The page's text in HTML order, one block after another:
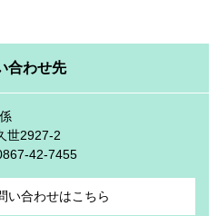
合わせ先
世2927-2
42-7455
い合わせはこちら